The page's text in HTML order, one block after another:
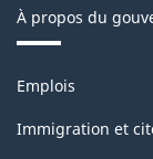
de
la
À propos du
Thèmes
sujets
Emplois
Immigration et